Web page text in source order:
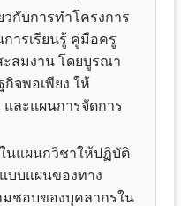
กับการทำโครงการ
ารเรียนรู้ คู่มือครู
สมงาน โดยบูรณา
จพอเพียง ให้
ละแผนการจัดการ
นแผนกวิชาให้ปฏิบัติ
บบแผนของทาง
มชอบของบุคลากรใน